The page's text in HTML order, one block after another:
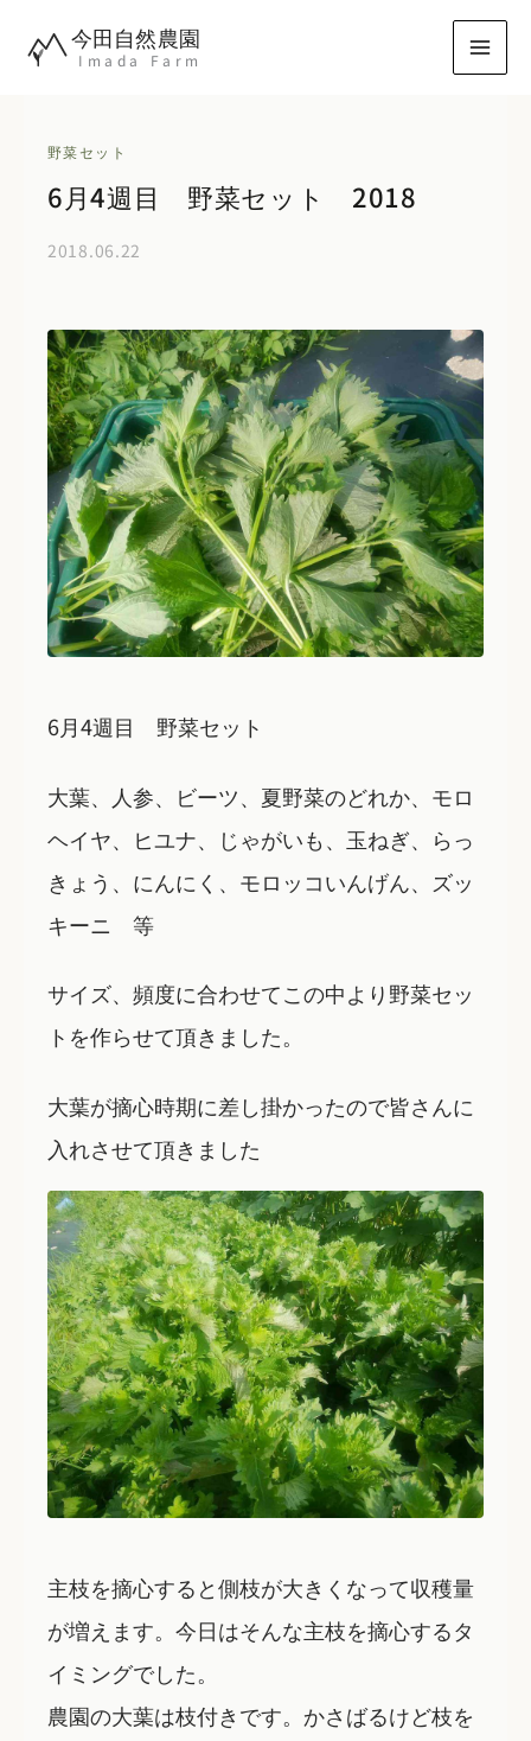
今田自然農園
Imada Farm
野菜セット
6月4週目 野菜セット 2018
2018.06.22
6月4週目 野菜セット
大葉、人参、ビーツ、夏野菜のどれか、モロ
ヘイヤ、ヒユナ、じゃがいも、玉ねぎ、らっ
きょう、にんにく、モロッコいんげん、ズッ
キーニ 等
サイズ、頻度に合わせてこの中より野菜セッ
トを作らせて頂きました。
大葉が摘心時期に差し掛かったので皆さんに
入れさせて頂きました
主枝を摘心すると側枝が大きくなって収穫量
が増えます。今日はそんな主枝を摘心するタ
イミングでした。
農園の大葉は枝付きです。かさばるけど枝を